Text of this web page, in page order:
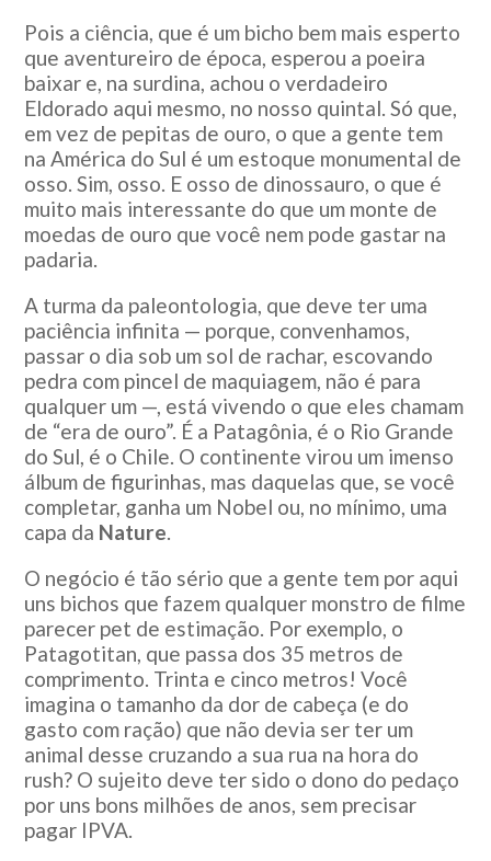
Pois a ciência, que é um bicho bem mais esperto
que aventureiro de época, esperou a poeira
baixar e, na surdina, achou o verdadeiro
Eldorado aqui mesmo, no nosso quintal. Só que,
em vez de pepitas de ouro, o que a gente tem
na América do Sul é um estoque monumental de
osso. Sim, osso. E osso de dinossauro, o que é
muito mais interessante do que um monte de
moedas de ouro que você nem pode gastar na
padaria.
A turma da paleontologia, que deve ter uma
paciência infinita — porque, convenhamos,
passar o dia sob um sol de rachar, escovando
pedra com pincel de maquiagem, não é para
qualquer um —, está vivendo o que eles chamam
de “era de ouro”. É a Patagônia, é o Rio Grande
do Sul, é o Chile. O continente virou um imenso
álbum de figurinhas, mas daquelas que, se você
completar, ganha um Nobel ou, no mínimo, uma
capa da Nature.
O negócio é tão sério que a gente tem por aqui
uns bichos que fazem qualquer monstro de filme
parecer pet de estimação. Por exemplo, o
Patagotitan, que passa dos 35 metros de
comprimento. Trinta e cinco metros! Você
imagina o tamanho da dor de cabeça (e do
gasto com ração) que não devia ser ter um
animal desse cruzando a sua rua na hora do
rush? O sujeito deve ter sido o dono do pedaço
por uns bons milhões de anos, sem precisar
pagar IPVA.